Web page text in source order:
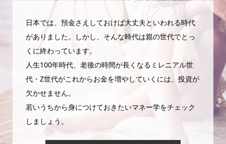
日本では、預金さえしておけば大丈夫といわれる時代
がありました。しかし、そんな時代は親の世代でとっ
くに終わっています。
人生100年時代、老後の時間が長くなるミレニアル世
代・Z世代がこれからお金を増やしていくには、投資が
欠かせません。
若いうちから身につけておきたいマネー学をチェック
しましょう。